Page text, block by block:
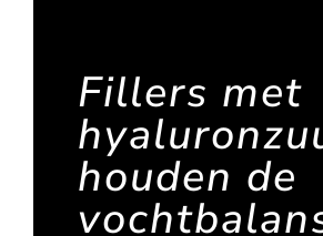
Fillers met
houden de